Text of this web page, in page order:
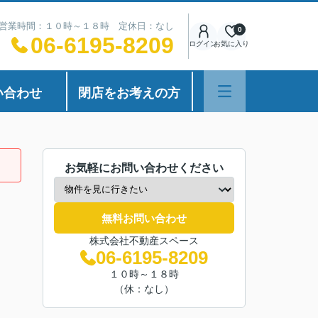
業時間：１０時～１８時 定休日：なし
06-6195-8209 ログインお気に入り
0
合わせ 閉店をお考えの方
お気軽にお問い合わせください
無料お問い合わせ
株式会社不動産スペース
06-6195-8209
１０時～１８時
（休：なし）